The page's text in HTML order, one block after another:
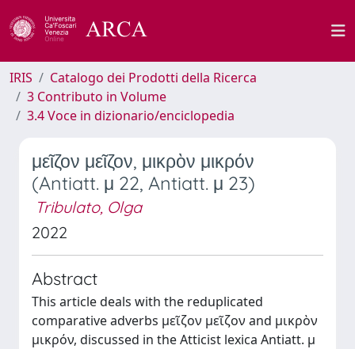
IRIS
Catalogo dei Prodotti della Ricerca
3 Contributo in Volume
3.4 Voce in dizionario/enciclopedia
μεῖζον μεῖζον, μικρὸν μικρόν
(Antiatt. μ 22, Antiatt. μ 23)
Tribulato, Olga
2022
Abstract
This article deals with the reduplicated
comparative adverbs μεῖζον μεῖζον and μικρὸν
μικρόν, discussed in the Atticist lexica Antiatt. μ